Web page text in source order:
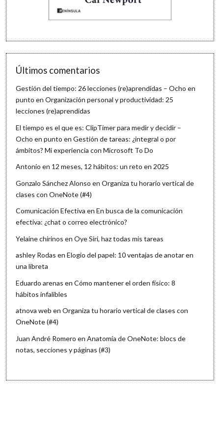
Últimos comentarios
Gestión del tiempo: 26 lecciones (re)aprendidas – Ocho en
punto enOrganización personal y productividad: 25
lecciones (re)aprendidas
El tiempo es el que es: ClipTimer para medir y decidir –
Ocho en punto enGestión de tareas: ¿integral o por
ámbitos? Mi experiencia con Microsoft To Do
Antonio en 12 meses, 12 hábitos: un reto en 2025
Gonzalo Sánchez Alonso enOrganiza tu horario vertical de
clases con OneNote (#4)
Comunicación Efectiva enEn busca de la comunicación
efectiva: ¿chat o correo electrónico?
Yelaine chirinos enOye Siri, haz todas mis tareas
ashley Rodas enElogio del papel: 10 ventajas de anotar en
una libreta
Eduardo arenas enCómo mantener el orden físico: 8
hábitos infalibles
atnova web enOrganiza tu horario vertical de clases con
OneNote (#4)
Juan André Romero enAnatomía de OneNote: blocs de
notas, secciones y páginas (#3)